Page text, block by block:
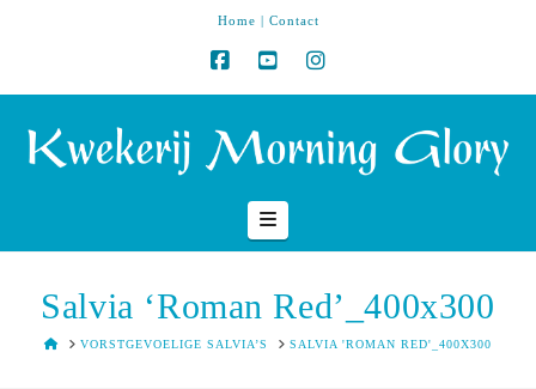
Home | Contact
Navigation
Salvia ‘Roman Red’_400x300
HOMEVORSTGEVOELIGE SALVIA’S SALVIA 'ROMAN RED'_400X300